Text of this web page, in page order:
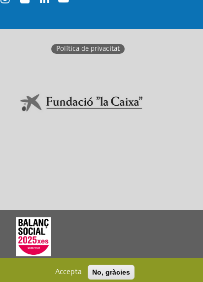
Política de privacitat
Accepta No, gràcies